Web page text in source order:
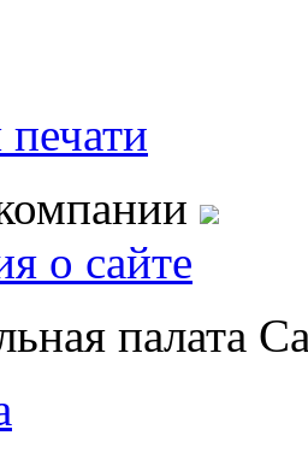
о сайте
палата